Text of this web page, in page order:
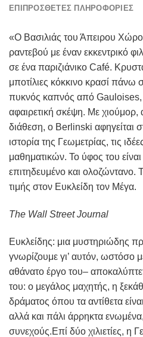
ΕΠΙΠΡΌΣΘΕΤΕΣ ΠΛΗΡΟΦΟΡΊΕΣ
«Ο Βασιλιάς του Άπειρου
ραντεβού με έναν εκκεντρικό
σε ένα παριζιάνικο Café.
μποτίλιες κόκκινο κρασί πάνω
πυκνός καπνός από Gauloises,
αφαιρετική σκέψη. Με χιούμορ,
διάθεση, ο Berlinski αφηγείται
ιστορία της Γεωμετρίας, τις
μαθηματικών. Το ύφος του
επιτηδευμένο και ολοζώντανο.
τιμής στον Ευκλείδη τον Μέγα.
The Wall Street Journal
Ευκλείδης: μια μυστηριώδης
γνωρίζουμε γι’ αυτόν, ωστόσο
αθάνατο έργο του–
του: ο μεγάλος μαχητής, η
δράματος όπου τα αντίθετα
αλλά και πάλι άρρηκτα
συνεχούς.Επί δύο χιλιετίες, η